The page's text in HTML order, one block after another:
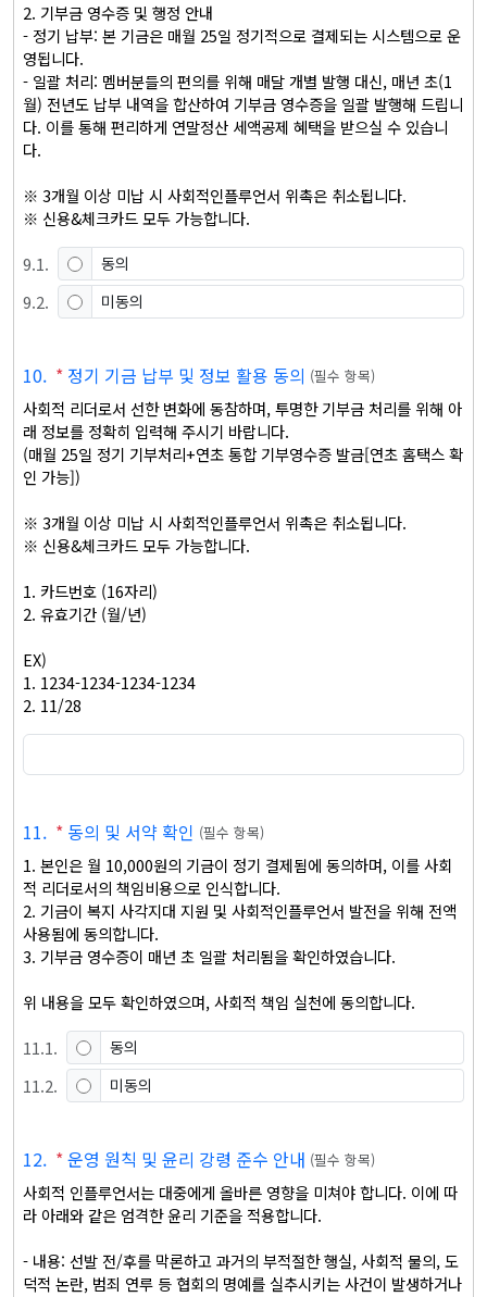
2. 기부금 영수증 및 행정 안내
- 정기 납부: 본 기금은 매월 25일 정기적으로 결제되는 시스템으로 운
영됩니다.
- 일괄 처리: 멤버분들의 편의를 위해 매달 개별 발행 대신, 매년 초(1
월) 전년도 납부 내역을 합산하여 기부금 영수증을 일괄 발행해 드립니
다. 이를 통해 편리하게 연말정산 세액공제 혜택을 받으실 수 있습니
다.
※ 3개월 이상 미납 시 사회적인플루언서 위촉은 취소됩니다.
※ 신용&체크카드 모두 가능합니다.
9.1. 동의
9.2. 미동의
10. * 정기 기금 납부 및 정보 활용 동의 (필수 항목)
사회적 리더로서 선한 변화에 동참하며, 투명한 기부금 처리를 위해 아
래 정보를 정확히 입력해 주시기 바랍니다.
(매월 25일 정기 기부처리+연초 통합 기부영수증 발금[연초 홈택스 확
인 가능])
※ 3개월 이상 미납 시 사회적인플루언서 위촉은 취소됩니다.
※ 신용&체크카드 모두 가능합니다.
1. 카드번호 (16자리)
2. 유효기간 (월/년)
EX)
1. 1234-1234-1234-1234
2. 11/28
11. * 동의 및 서약 확인 (필수 항목)
1. 본인은 월 10,000원의 기금이 정기 결제됨에 동의하며, 이를 사회
적 리더로서의 책임비용으로 인식합니다.
2. 기금이 복지 사각지대 지원 및 사회적인플루언서 발전을 위해 전액
사용됨에 동의합니다.
3. 기부금 영수증이 매년 초 일괄 처리됨을 확인하였습니다.
위 내용을 모두 확인하였으며, 사회적 책임 실천에 동의합니다.
11.1. 동의
11.2. 미동의
12. *운영 원칙 및 윤리 강령 준수 안내 (필수 항목)
사회적 인플루언서는 대중에게 올바른 영향을 미쳐야 합니다. 이에 따
라 아래와 같은 엄격한 윤리 기준을 적용합니다.
- 내용: 선발 전/후를 막론하고 과거의 부적절한 행실, 사회적 물의, 도
덕적 논란, 범죄 연루 등 협회의 명예를 실추시키는 사건이 발생하거나